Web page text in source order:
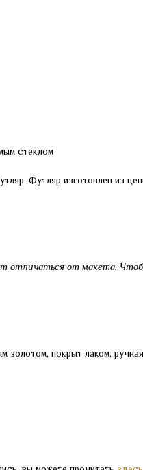
стеклом
Футляр изготовлен из
отличаться от макета.
золотом, покрыт лаком,